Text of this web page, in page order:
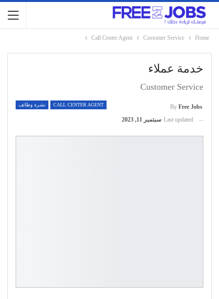
Home
Customer Service
Call Center Agent
خدمة عملاء
Customer Service
CALL CENTER AGENT نشرة وظائف By Free Jobs
Last updated سبتمبر 11, 2023